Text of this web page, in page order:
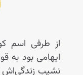
از طرفی اسم
ایهامی بود به
نشیب زندگی‌اش